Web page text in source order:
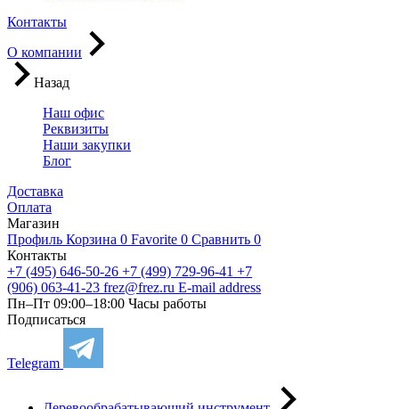
Контакты
О компании
Назад
Наш офис
Реквизиты
Наши закупки
Блог
Доставка
Оплата
Магазин
Профиль Корзина 0 Favorite 0 Сравнить 0
Контакты
+7 (495) 646-50-26 +7 (499) 729-96-41 +7
(906) 063-41-23 frez@frez.ru E-mail address
Пн–Пт 09:00–18:00 Часы работы
Подписаться
Telegram